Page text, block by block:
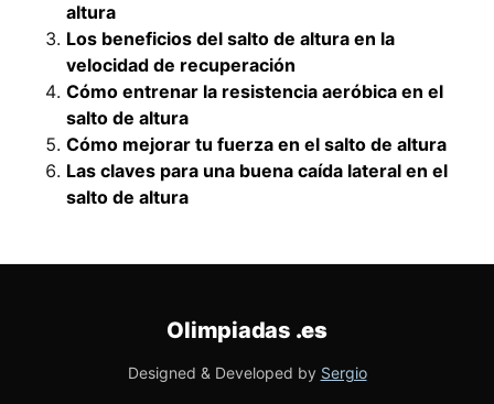
altura
Los beneficios del salto de altura en la
velocidad de recuperación
Cómo entrenar la resistencia aeróbica en el
salto de altura
Cómo mejorar tu fuerza en el salto de altura
Las claves para una buena caída lateral en el
salto de altura
Olimpiadas .es
Designed & Developed by Sergio